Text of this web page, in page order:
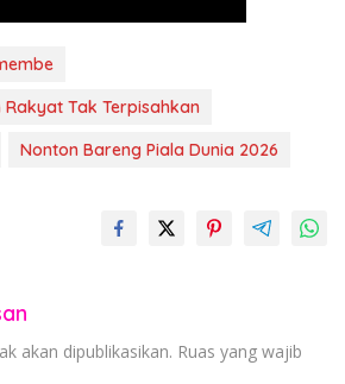
Tak Terpisahkan
Nonton Bareng Piala Dunia 2026
akan dipublikasikan. Ruas yang wajib